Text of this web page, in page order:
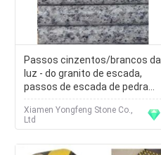
Passos cinzentos/brancos da
luz - do granito de escada,
passos de escada de pedra
exteriores 120 x 33 x 3cm
Xiamen Yongfeng Stone Co.,
Ltd